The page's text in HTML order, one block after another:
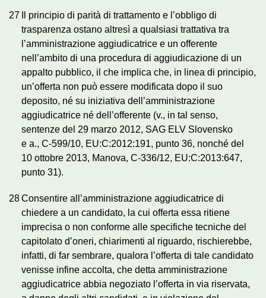
27
Il principio di parità di trattamento e l’obbligo di
trasparenza ostano altresì a qualsiasi trattativa tra
l’amministrazione aggiudicatrice e un offerente
nell’ambito di una procedura di aggiudicazione di un
appalto pubblico, il che implica che, in linea di principio,
un’offerta non può essere modificata dopo il suo
deposito, né su iniziativa dell’amministrazione
aggiudicatrice né dell’offerente (v., in tal senso,
sentenze del 29 marzo 2012, SAG ELV Slovensko
e a., C‑599/10, EU:C:2012:191, punto 36, nonché del
10 ottobre 2013, Manova, C‑336/12, EU:C:2013:647,
punto 31).
28Consentire all’amministrazione aggiudicatrice di
chiedere a un candidato, la cui offerta essa ritiene
imprecisa o non conforme alle specifiche tecniche del
capitolato d’oneri, chiarimenti al riguardo, rischierebbe,
infatti, di far sembrare, qualora l’offerta di tale candidato
venisse infine accolta, che detta amministrazione
aggiudicatrice abbia negoziato l’offerta in via riservata,